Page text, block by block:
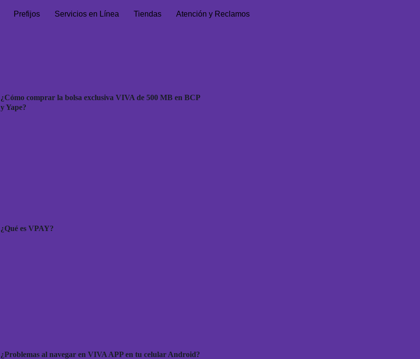
Prefijos Servicios en Línea Tiendas Atención y Reclamos
¿Cómo comprar la bolsa exclusiva VIVA de 500 MB en BCP
y Yape?
¿Qué es VPAY?
¿Problemas al navegar en VIVA APP en tu celular Android?